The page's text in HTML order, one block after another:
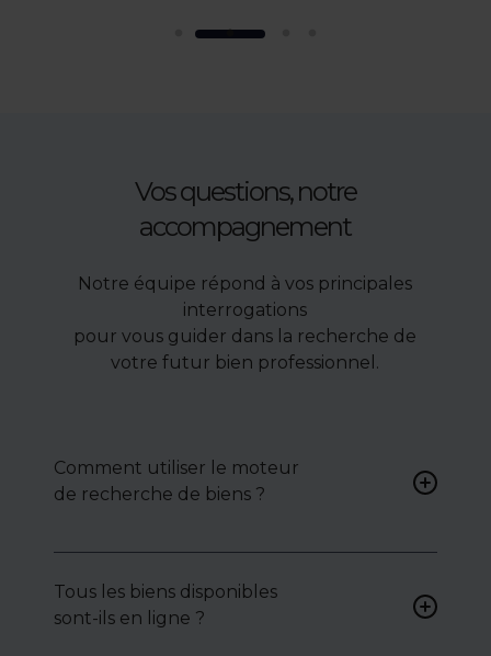
Vos questions, notre
accompagnement
Notre équipe répond à vos principales
interrogations
pour vous guider dans la recherche de
votre futur bien professionnel.
Comment utiliser le moteur
de recherche de biens ?
pour accéder à une liste de
biens ciblés.
Tous les biens disponibles
sont-ils en ligne ?